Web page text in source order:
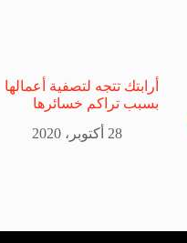
أرابتك تتجه لتصفية أعمالها
بسبب تراكم خسائرها
28 أكتوبر، 2020